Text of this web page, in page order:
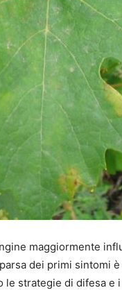
maggiormente
dei primi sintomi
le strategie di difesa